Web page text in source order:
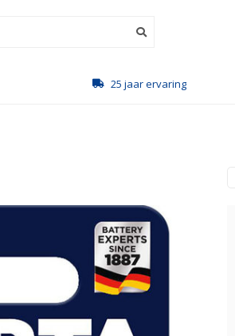
25 jaar ervaring